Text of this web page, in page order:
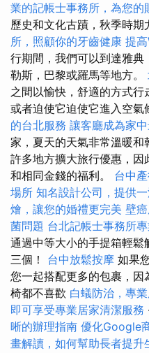
業的記帳士事務所，為您的
歷史和文化古蹟，秋季時期
所，照顧你的牙齒健康 提
行期間，我們可以到達雅
勒斯，巴黎或羅馬等地方。
之間以愉快，舒適的方式行
或者迫使它迫使它進入空氣
的台北服務 讓客廳成為家
家，夏天的天氣非常溫暖
許多地方擴大旅行優惠，
和相同金錢的福利。 台中
場所 知名設計公司，提供
燴，讓您的婚禮更完美 壁
菌問題 台北記帳士事務所
通過中等大小的手提箱輕
三個！ 台中放鬆按摩 如果
您一起搭配更多的包裹，
椅都不喜歡 白蟻防治，專
即可享受專業居家清潔服務
晰的辦理指南 優化Google
畫解讀，如何幫助長者提升